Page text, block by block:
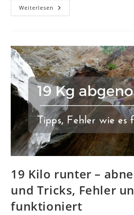
Weiterlesen Das
6-
Neues
Besseres
Leben?
Meine
Erfahrung
19 Kilo runter –
und Tricks, Fehler
funktioniert